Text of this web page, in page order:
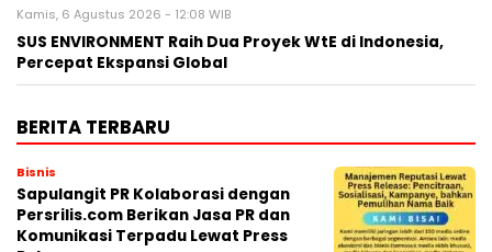
Kamis, 6 Agustus 2026 - 12:08 WIB
SUS ENVIRONMENT Raih Dua Proyek WtE di Indonesia,
Percepat Ekspansi Global
BERITA TERBARU
Bisnis
Sapulangit PR Kolaborasi dengan
Persrilis.com Berikan Jasa PR dan
Komunikasi Terpadu Lewat Press